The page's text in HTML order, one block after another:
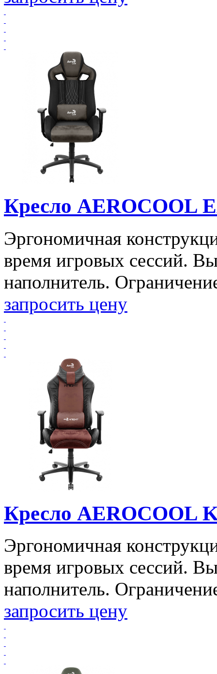
Кресло AEROCOOL
Эргономичная
время игровых сессий.
наполнитель.
запросить цену
Кресло AEROCOOL
Эргономичная
время игровых сессий.
наполнитель.
запросить цену